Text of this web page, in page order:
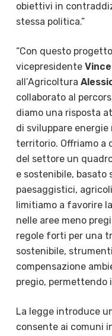
obiettivi in
stessa politica.”
“Con questo
vicepresidente
all’Agricoltura
collaborato al
diamo una risposta
di sviluppare
territorio. Offriamo a
del settore un
e sostenibile, basato
paesaggistici,
limitiamo a favorire
nelle aree meno
regole forti per una
sostenibile,
compensazione
pregio, permettendo
La legge introduce
consente ai comuni